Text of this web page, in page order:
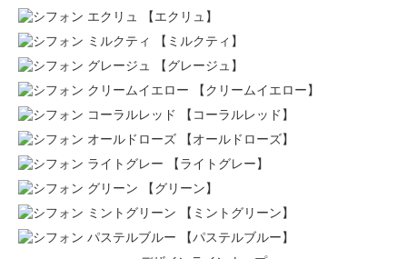
【エクリュ】
【ミルクティ】
【グレージュ】
【クリームイエロー】
【コーラルレッド】
【オールドローズ】
【ライトグレー】
【グリーン】
【ミントグリーン】
【パステルブルー】